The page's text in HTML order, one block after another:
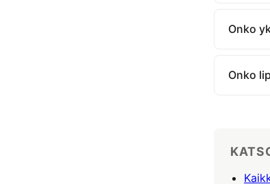
Onko
Onko